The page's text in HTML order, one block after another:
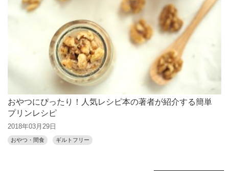
おやつにぴったり！人気レシピ本の著者が紹介する簡単
プリンレシピ
2018年03月29日
おやつ・間食 ギルトフリー